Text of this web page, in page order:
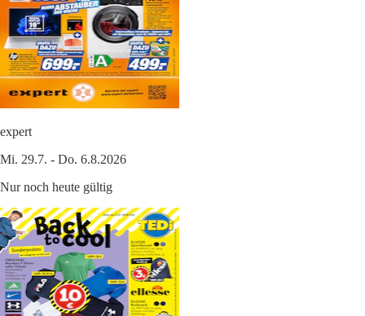
expert
Mi. 29.7. - Do. 6.8.2026
Nur noch heute gültig